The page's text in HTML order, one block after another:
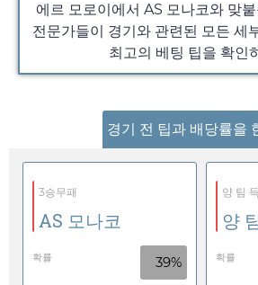
에르 모로이에서 AS 모나코와 맞
전문가들이 경기와 관련된 모든 세
최고의 베팅 팁을 확인
경기 전 팁과 배당률을
3승무패
AS 모나코
확률 39%
양 팀
양
확률